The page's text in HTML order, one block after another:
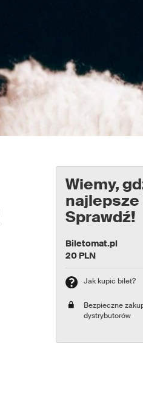
Wiemy,
Sprawdź!
Biletomat.pl
20 PLN
Jak kupić bilet?
Bezpieczne
dystrybutorów